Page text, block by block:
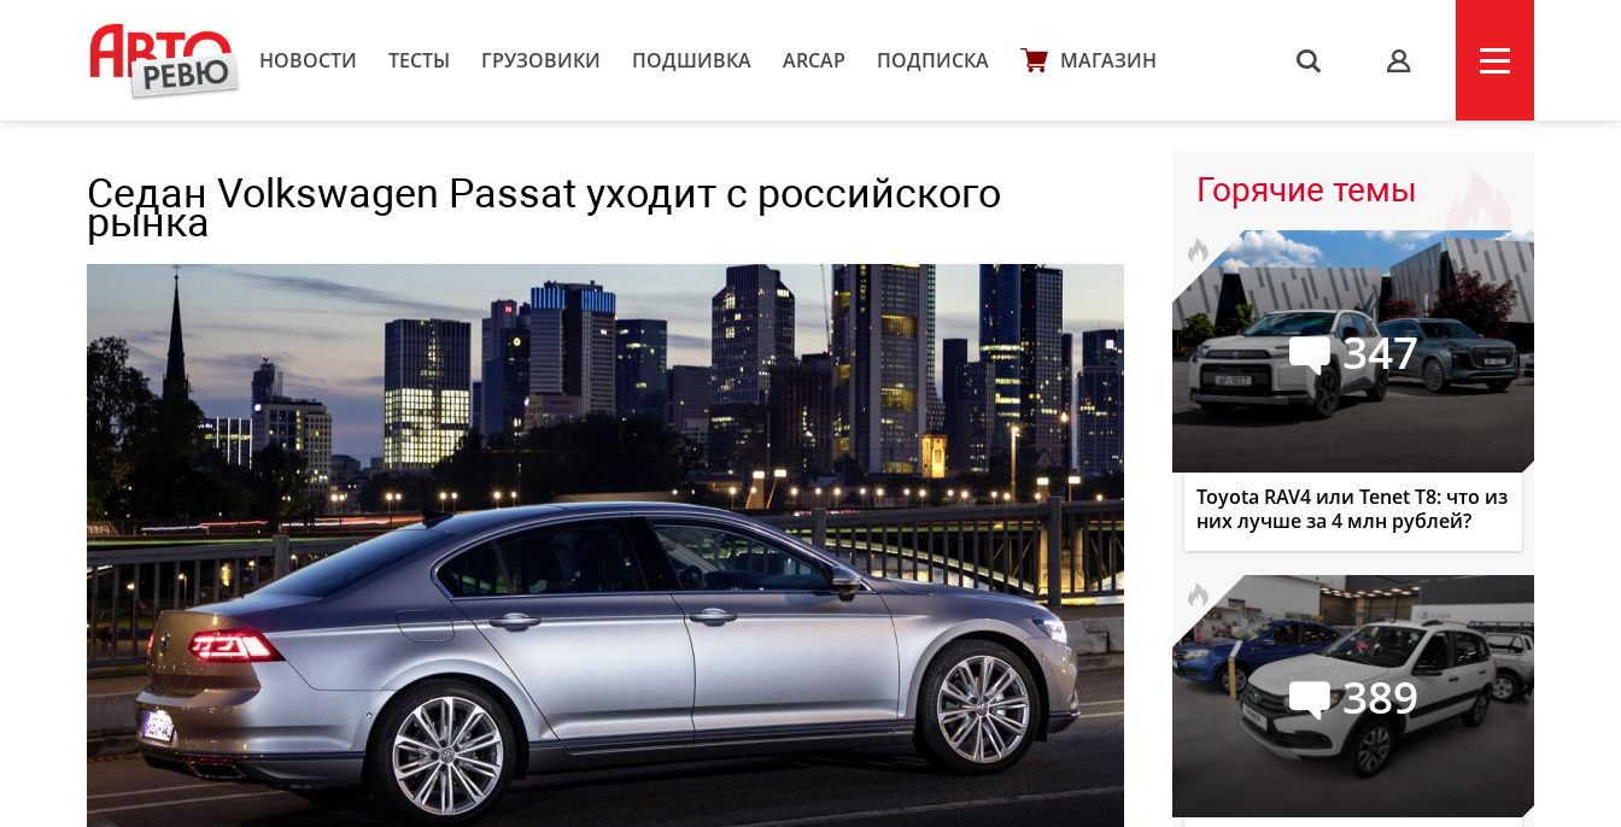
НОВОСТИ ТЕСТЫ ГРУЗОВИКИ ПОДШИВКА ARCAP ПОДПИСКА МАГАЗИН s
Седан Volkswagen Passat уходит с российского
рынка
Горячие темы
347
Toyota RAV4 или Tenet T8: что из
них лучше за 4 млн рублей?
389